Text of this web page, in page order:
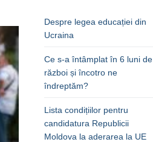
Despre legea educației din
Ucraina
Ce s-a întâmplat în 6 luni de
război și încotro ne
îndreptăm?
Lista condițiilor pentru
candidatura Republicii
Moldova la aderarea la UE